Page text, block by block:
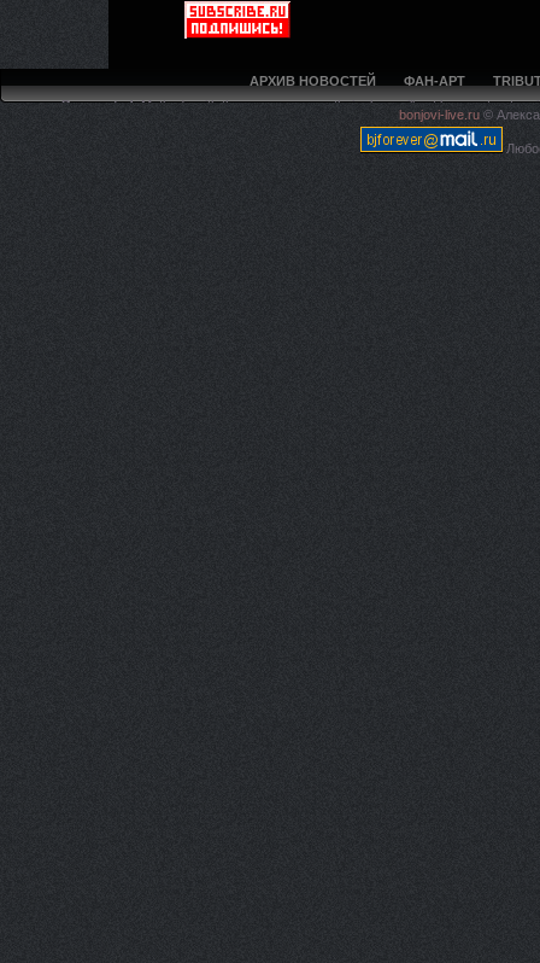
АРХИВ НОВОСТЕЙ ФАН-АРТ
Deprecated: Methods with the same name as their class will not be
live.ru/
bonjovi-live.ru©